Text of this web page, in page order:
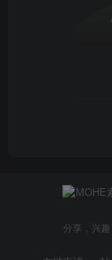
分享，兴